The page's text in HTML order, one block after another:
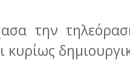
την
κυρίως